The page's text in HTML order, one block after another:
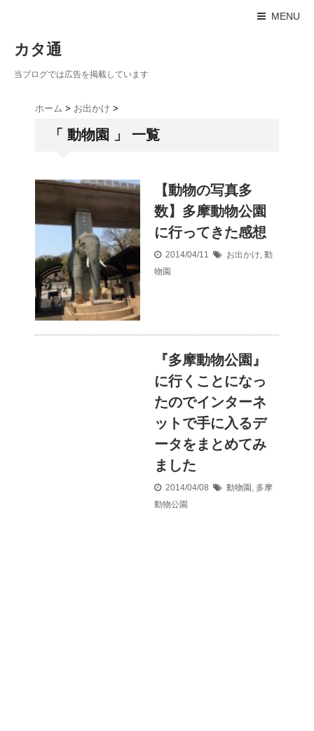
MENU
カタ通
当ブログでは広告を掲載しています
ホーム > お出かけ >
「 動物園 」 一覧
【動物の写真多
数】多摩動物公園
に行ってきた感想
2014/04/11 お出かけ, 動
物園
『多摩動物公園』
に行くことになっ
たのでインターネ
ットで手に入るデ
ータをまとめてみ
ました
2014/04/08 動物園, 多摩
動物公園